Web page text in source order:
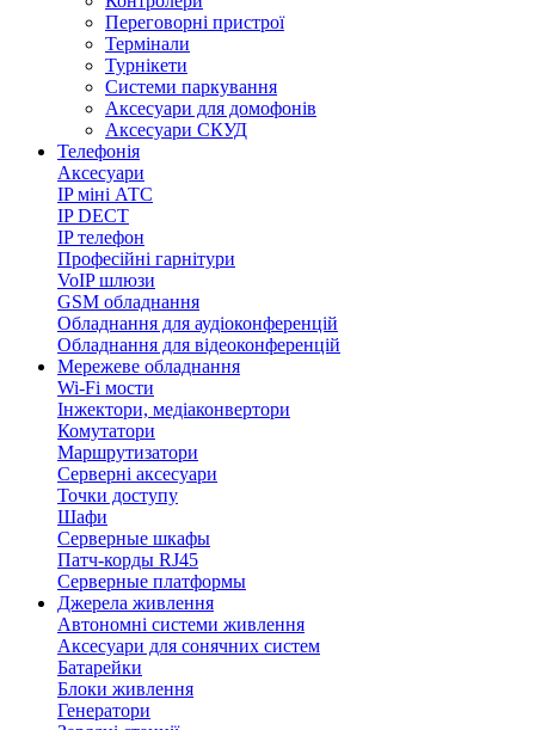
Переговорні пристрої
Термінали
Турнікети
Системи паркування
Аксесуари для домофонів
Аксесуари СКУД
Телефонія
Аксесуари
IP міні АТС
IP DECT
IP телефон
Професійні гарнітури
VoIP шлюзи
GSM обладнання
Обладнання для аудіоконференцій
Обладнання для відеоконференцій
Мережеве обладнання
Wi-Fi мости
Інжектори, медіаконвертори
Комутатори
Маршрутизатори
Серверні аксесуари
Точки доступу
Шафи
Серверные шкафы
Патч-корды RJ45
Серверные платформы
Джерела живлення
Автономні системи живлення
Аксесуари для сонячних систем
Батарейки
Блоки живлення
Генератори